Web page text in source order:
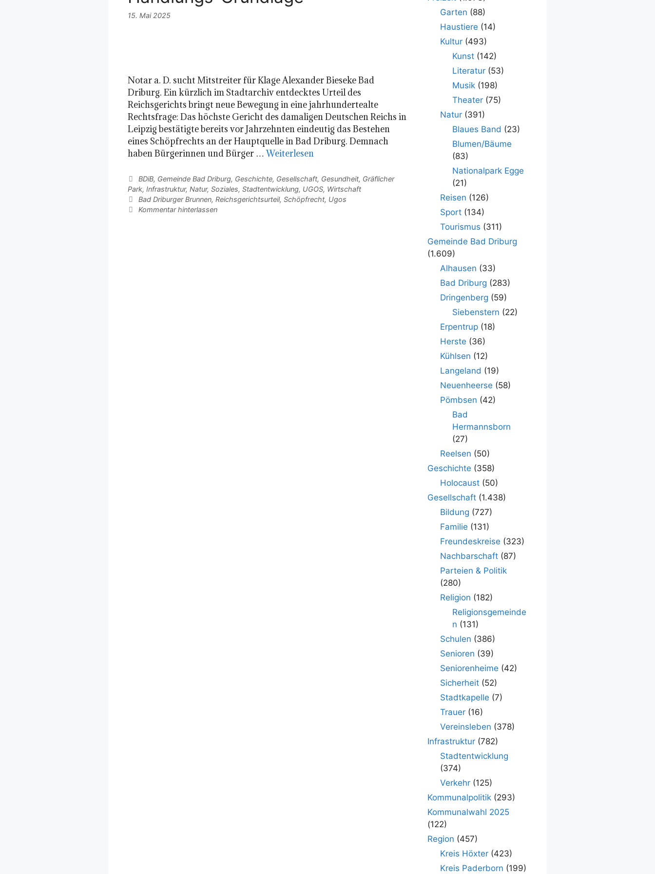
15. Mai 2025
Notar a. D. sucht Mitstreiter für Klage Alexander Bieseke Bad
Driburg. Ein kürzlich im Stadtarchiv entdecktes Urteil des
Reichsgerichts bringt neue Bewegung in eine jahrhundertealte
Rechtsfrage: Das höchste Gericht des damaligen Deutschen Reichs in
Leipzig bestätigte bereits vor Jahrzehnten eindeutig das Bestehen
eines Schöpfrechts an der Hauptquelle in Bad Driburg. Demnach
haben Bürgerinnen und Bürger …Weiterlesen
Kategorien
BDiB, Gemeinde Bad Driburg, Geschichte, Gesellschaft, Gesundheit, Gräflicher
Park, Infrastruktur, Natur, Soziales, Stadtentwicklung, UGOS, Wirtschaft
Schlagwörter
Bad Driburger Brunnen, Reichsgerichtsurteil, Schöpfrecht, Ugos
Kommentar hinterlassen
Garten (88)
Haustiere (14)
Kultur(493)
Kunst (142)
Literatur (53)
Musik (198)
Theater (75)
Natur(391)
Blaues Band (23)
Blumen/Bäume
(83)
Nationalpark Egge
(21)
Reisen (126)
Sport(134)
Tourismus (311)
Gemeinde Bad Driburg
(1.609)
Alhausen (33)
Bad Driburg (283)
Dringenberg (59)
Siebenstern (22)
Erpentrup(18)
Herste (36)
Kühlsen (12)
Langeland (19)
Neuenheerse (58)
Pömbsen (42)
Bad
Hermannsborn
(27)
Reelsen (50)
Geschichte (358)
Holocaust(50)
Gesellschaft (1.438)
Bildung (727)
Familie (131)
Freundeskreise (323)
Nachbarschaft(87)
Parteien & Politik
(280)
Religion (182)
Religionsgemeinde
n (131)
Schulen (386)
Senioren (39)
Seniorenheime (42)
Sicherheit(52)
Stadtkapelle (7)
Trauer(16)
Vereinsleben (378)
Infrastruktur (782)
Stadtentwicklung
(374)
Verkehr(125)
Kommunalpolitik (293)
Kommunalwahl 2025
(122)
Region (457)
Kreis Höxter(423)
Kreis Paderborn (199)